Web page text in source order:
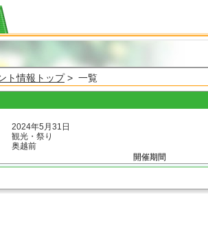
ト情報トップ> 一覧
2024年5月31日
観光・祭り
奥越前
開催期間